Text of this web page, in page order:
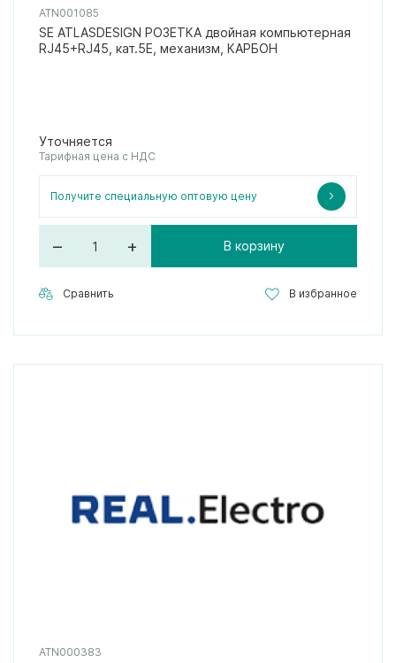
ATN001085
SE ATLASDESIGN РОЗЕТКА двойная компьютерная
RJ45+RJ45, кат.5E, механизм, КАРБОН
Уточняется
Тарифная цена с НДС
Получите специальную оптовую цену
– + В корзину
Сравнить В избранное
ATN000383